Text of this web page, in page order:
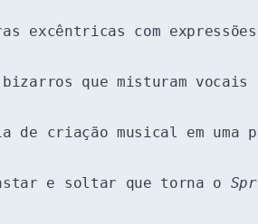
excêntricas com
que misturam vocais
criação musical em uma
e soltar que torna o